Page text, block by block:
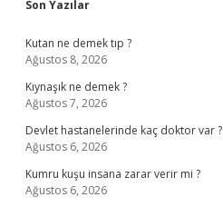
Sidebar
Son Yazılar
Kutan ne demek tıp ?
Ağustos 8, 2026
Kıynaşık ne demek ?
Ağustos 7, 2026
Devlet hastanelerinde kaç doktor var ?
Ağustos 6, 2026
Kumru kuşu insana zarar verir mi ?
Ağustos 6, 2026